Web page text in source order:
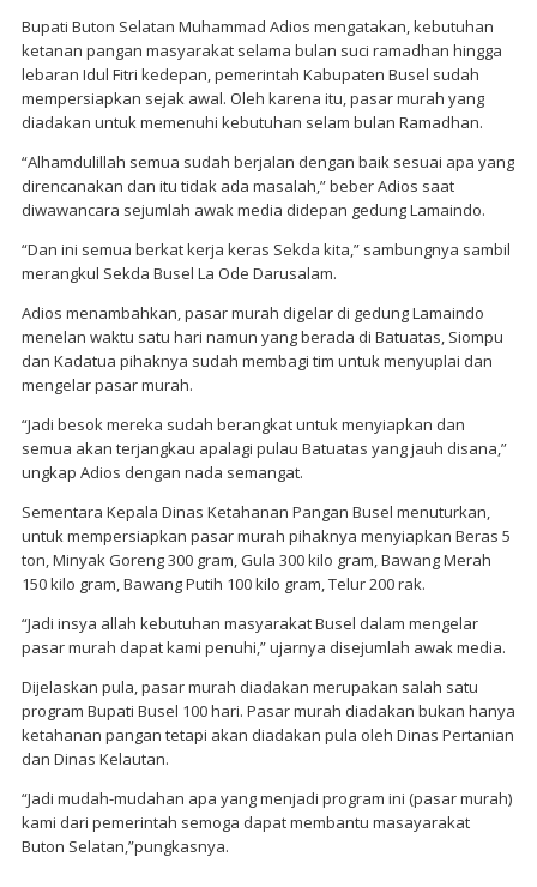
Bupati Buton Selatan Muhammad Adios mengatakan, kebutuhan
ketanan pangan masyarakat selama bulan suci ramadhan hingga
lebaran Idul Fitri kedepan, pemerintah Kabupaten Busel sudah
mempersiapkan sejak awal. Oleh karena itu, pasar murah yang
diadakan untuk memenuhi kebutuhan selam bulan Ramadhan.
“Alhamdulillah semua sudah berjalan dengan baik sesuai apa yang
direncanakan dan itu tidak ada masalah,” beber Adios saat
diwawancara sejumlah awak media didepan gedung Lamaindo.
“Dan ini semua berkat kerja keras Sekda kita,” sambungnya sambil
merangkul Sekda Busel La Ode Darusalam.
Adios menambahkan, pasar murah digelar di gedung Lamaindo
menelan waktu satu hari namun yang berada di Batuatas, Siompu
dan Kadatua pihaknya sudah membagi tim untuk menyuplai dan
mengelar pasar murah.
“Jadi besok mereka sudah berangkat untuk menyiapkan dan
semua akan terjangkau apalagi pulau Batuatas yang jauh disana,”
ungkap Adios dengan nada semangat.
Sementara Kepala Dinas Ketahanan Pangan Busel menuturkan,
untuk mempersiapkan pasar murah pihaknya menyiapkan Beras 5
ton, Minyak Goreng 300 gram, Gula 300 kilo gram, Bawang Merah
150 kilo gram, Bawang Putih 100 kilo gram, Telur 200 rak.
“Jadi insya allah kebutuhan masyarakat Busel dalam mengelar
pasar murah dapat kami penuhi,” ujarnya disejumlah awak media.
Dijelaskan pula, pasar murah diadakan merupakan salah satu
program Bupati Busel 100 hari. Pasar murah diadakan bukan hanya
ketahanan pangan tetapi akan diadakan pula oleh Dinas Pertanian
dan Dinas Kelautan.
“Jadi mudah-mudahan apa yang menjadi program ini (pasar murah)
kami dari pemerintah semoga dapat membantu masayarakat
Buton Selatan,”pungkasnya.